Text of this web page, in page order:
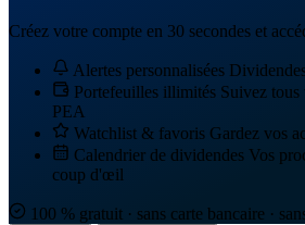
Créez votre compte en 30 secondes et
Alertes personnalisées
Portefeuilles illimités Suivez tous
PEA
Watchlist & favoris Gardez vos
Calendrier de dividendes Vos
coup d'œil
100 % gratuit · sans carte bancaire ·